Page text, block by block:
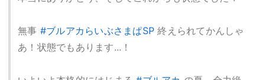
無事 #ブルアカらいぶさまぱSP 終えられてかんしゃ
あ！状態でもあります...！